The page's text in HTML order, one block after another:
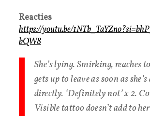
Reacties
https://youtu.be/
bQW8
She’s lying. Smirking, reaches
gets up to leave as soon as she’s
directly. ‘Definitely not’ x 2.
Visible tattoo doesn’t add to